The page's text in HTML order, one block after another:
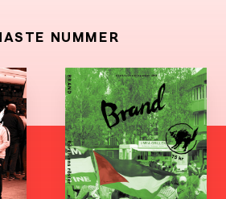
NUMMER